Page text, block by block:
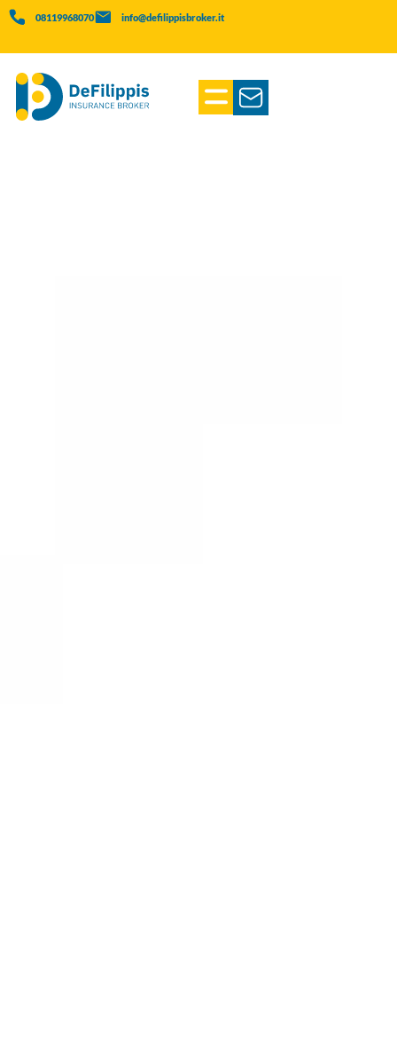
08119968070 info@defilippisbroker.it